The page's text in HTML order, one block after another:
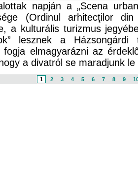
napján a „Scena
(Ordinul arhitecţilor
a kulturális turizmus
lesznek a Házsongárdi
fogja elmagyarázni az
a divatról se maradjunk le
1 2 3 4 5 6 7 8 9